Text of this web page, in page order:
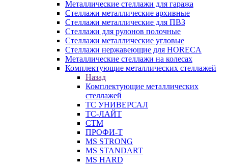
Металлические стеллажи для гаража
Стеллажи металлические архивные
Стеллажи металлические для ПВЗ
Стеллажи для рулонов полочные
Стеллажи металлические угловые
Стеллажи нержавеющие для HORECA
Металлические стеллажи на колесах
Комплектующие металлических стеллажей
Назад
Комплектующие металлических
стеллажей
ТС УНИВЕРСАЛ
ТС-ЛАЙТ
СТМ
ПРОФИ-Т
MS STRONG
MS STANDART
MS HARD